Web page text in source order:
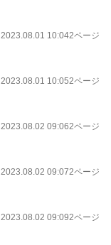
2023.08.01 10:042ページ
2023.08.01 10:052ページ
2023.08.02 09:062ページ
2023.08.02 09:072ページ
2023.08.02 09:092ページ